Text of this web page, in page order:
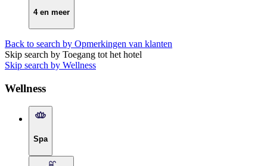
4 en meer
Back to search by Opmerkingen van klanten
Skip search by Toegang tot het hotel
Skip search by Wellness
Wellness
Spa